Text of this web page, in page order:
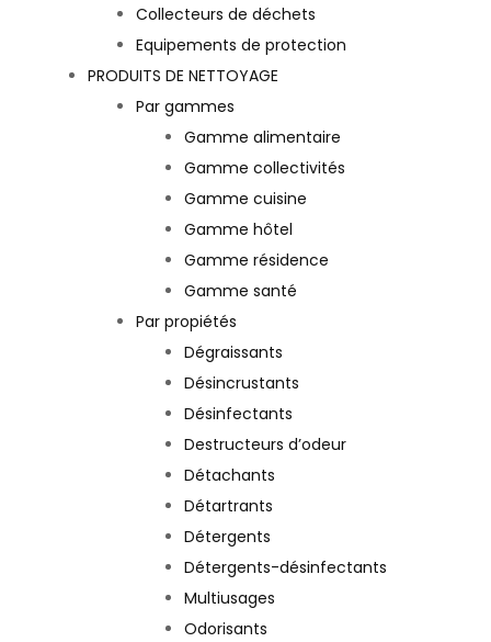
Collecteurs de déchets
Equipements de protection
PRODUITS DE NETTOYAGE
Par gammes
Gamme alimentaire
Gamme collectivités
Gamme cuisine
Gamme hôtel
Gamme résidence
Gamme santé
Par propiétés
Dégraissants
Désincrustants
Désinfectants
Destructeurs d’odeur
Détachants
Détartrants
Détergents
Détergents-désinfectants
Multiusages
Odorisants